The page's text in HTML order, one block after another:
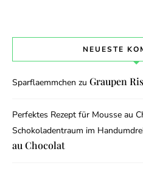
NEUESTE
Sparflaemmchen zu Graupen
Perfektes Rezept für Mousse au
Schokoladentraum im
au Chocolat